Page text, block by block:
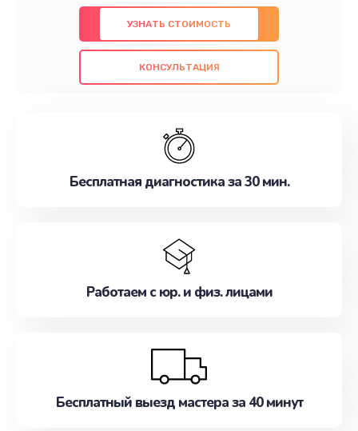
предлагаем быстрый и качественный ремонт с
использованием оригинальных компонентов, а
также гарантируем качество всех
проведенных работ. Наша цель - предоставить
наилучшим образом. Не медлите записаться на
УЗНАТЬ СТОИМОСТЬ
КОНСУЛЬТАЦИЯ
Бесплатная диагностика за 30 мин.
Работаем с юр. и физ. лицами
Бесплатный выезд мастера за 40 минут